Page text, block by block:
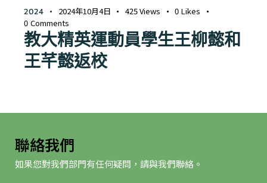
2024 2024年10月4日 425 Views 0 Likes
0 Comments
教大精英運動員學生王柳懿和
王芊懿返校
聯絡我們
如果您對我們部門有任何疑問，請與我們聯絡。